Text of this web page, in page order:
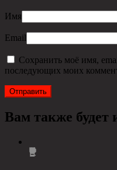
Имя
Email
Сохранить моё имя,
последующих моих
Вам также будет